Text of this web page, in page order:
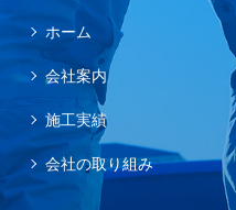
ホーム
会社案内
施工実績
会社の取り組み